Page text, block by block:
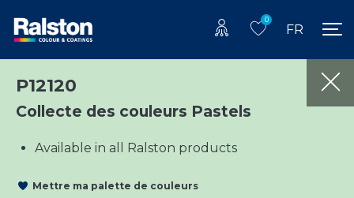
0
FR
P12120
Collecte des couleurs Pastels
Available in all Ralston products
Mettre ma palette de couleurs